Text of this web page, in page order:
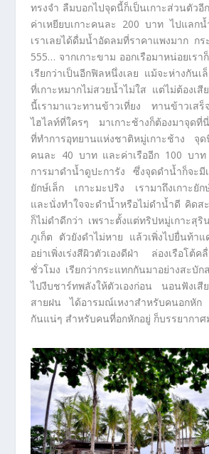
ทรงจำ ลืมบอกไปจุดนี้ก็เป็นเกาะส่วนตัวอี
ค่าเหยียบเกาะคนละ 200 บาท ไปแลก
เราเลยได้ดื่มน้ำอัดลมที่ราคาแพงมาก ก
555… จากเกาะขาม ออกเรือมาหน่อยเรา
เรียกว่าเป็นอีกฟิลหนึ่งเลย แม้จะห่างกัน
ที่เกาะหมากไม่สวยน้ำไม่ใส แต่ไม่ต้องเสี
นี้เรามาแวะทานข้าวเที่ยง ทานข้าวเสร็
ไฮไลท์ที่ใครๆ มาเกาะช้างก็ต้องมาจุด
ที่ทำการอุทยานแห่งชาติหมู่เกาะช้าง จุด
คนละ 40 บาท และค่าเรืออีก 100 บาท
การมาดำน้ำดูปะการัง ซึ่งจุดดำน้ำก็จะมี
ยักษ์เล็ก เกาะมะปริง เรามาถึงเกาะยัก
และนั่งทำใจจะดำน้ำหรือไม่ดำน้ำดี คิดส
ก็ไม่ดำดีกว่า เพราะตั้งแต่ทริปหมู่เกาะสุ
ภูเก็ต ตัวยังดำไม่หาย แล้วเพิ่งไปยื่นท้าแ
อย่าเพิ่งเร่งสีผิวตัวเองดีฝ่า ล่องเรือโต้
ชั่วโมง เรียกว่ากระแทกกันมาอย่างสะบั
ไปงีบชาร์ทพลังให้ตัวเองก่อน นอนฟังเสี
สายฝน ได้อารมณ์เหงาสำหรับคนอกหัก
กันแน่ๆ สำหรับคนที่อกหักอยู่ ก็บรรยากา